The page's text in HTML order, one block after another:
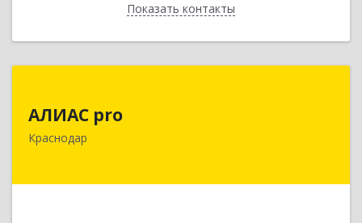
Показать контакты
Назад
АЛИАС pro
Краснодар
350031, Краснодарский край, Краснодар г,
Подробнее